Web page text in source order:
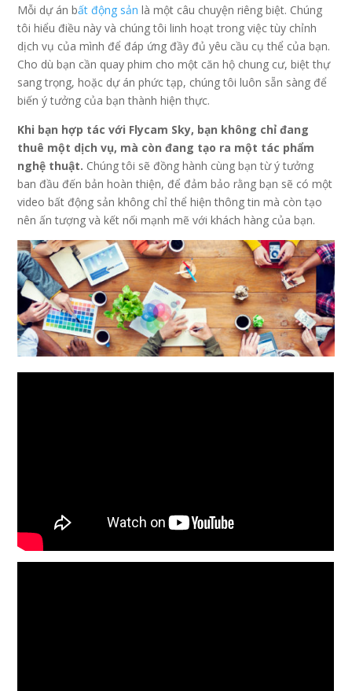
Mỗi dự án bất động sản là một câu chuyện riêng biệt. Chúng
tôi hiểu điều này và chúng tôi linh hoạt trong việc tùy chỉnh
dịch vụ của mình để đáp ứng đầy đủ yêu cầu cụ thể của bạn.
Cho dù bạn cần quay phim cho một căn hộ chung cư, biệt thự
sang trọng, hoặc dự án phức tạp, chúng tôi luôn sẵn sàng để
biến ý tưởng của bạn thành hiện thực.
Khi bạn hợp tác với Flycam Sky, bạn không chỉ đang
thuê một dịch vụ, mà còn đang tạo ra một tác phẩm
nghệ thuật. Chúng tôi sẽ đồng hành cùng bạn từ ý tưởng
ban đầu đến bản hoàn thiện, để đảm bảo rằng bạn sẽ có một
video bất động sản không chỉ thể hiện thông tin mà còn tạo
nên ấn tượng và kết nối mạnh mẽ với khách hàng của bạn.